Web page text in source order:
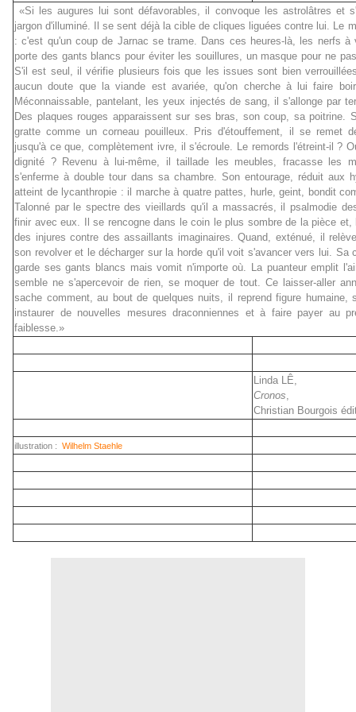
«Si les augures lui sont défavorables, il convoque les astrolâtres et
jargon d'illuminé. Il se sent déjà la cible de cliques liguées contre lui. Le
: c'est qu'un coup de Jarnac se trame. Dans ces heures-là, les nerfs
porte des gants blancs pour éviter les souillures, un masque pour ne
S'il est seul, il vérifie plusieurs fois que les issues sont bien
aucun doute que la viande est avariée, qu'on cherche à lui faire
Méconnaissable, pantelant, les yeux injectés de sang, il s'allonge par
Des plaques rouges apparaissent sur ses bras, son coup, sa poitrine.
gratte comme un corneau pouilleux. Pris d'étouffement, il se remet
jusqu'à ce que, complètement ivre, il s'écroule. Le remords l'étreint-il ?
dignité ? Revenu à lui-même, il taillade les meubles, fracasse les
s'enferme à double tour dans sa chambre. Son entourage, réduit aux
atteint de lycanthropie : il marche à quatre pattes, hurle, geint, bondit
Talonné par le spectre des vieillards qu'il a massacrés, il psalmodie
finir avec eux. Il se rencogne dans le coin le plus sombre de la pièce
des injures contre des assaillants imaginaires. Quand, exténué, il
son revolver et le décharger sur la horde qu'il voit s'avancer vers lui. Sa
garde ses gants blancs mais vomit n'importe où. La puanteur emplit
semble ne s'apercevoir de rien, se moquer de tout. Ce laisser-aller
sache comment, au bout de quelques nuits, il reprend figure humaine,
instaurer de nouvelles mesures draconniennes et à faire payer au
faiblesse.»
Linda LÊ,
Cronos,
Christian Bourgois
illustration : Wilhelm Staehle